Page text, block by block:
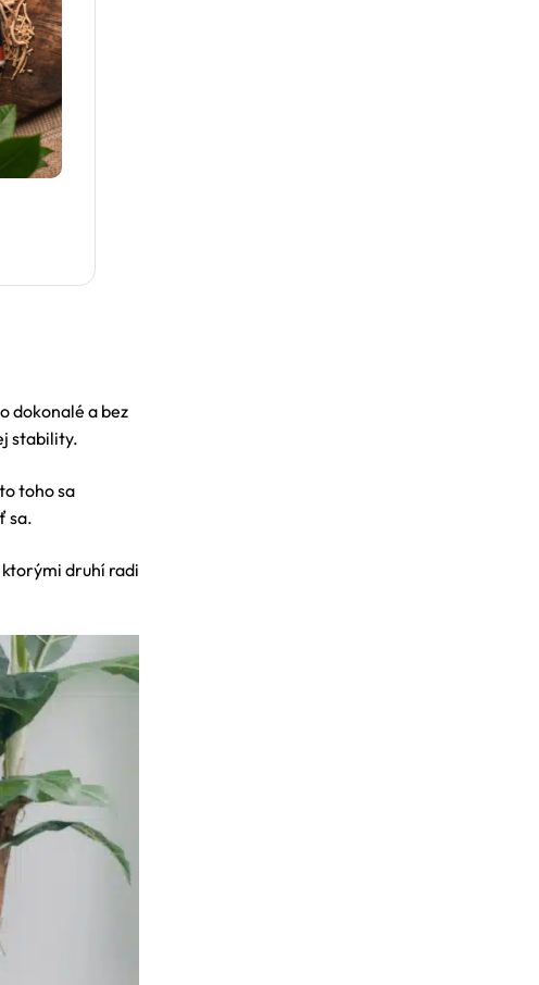
dokonalé a bez
stability.
toho sa
sa.
druhí radi